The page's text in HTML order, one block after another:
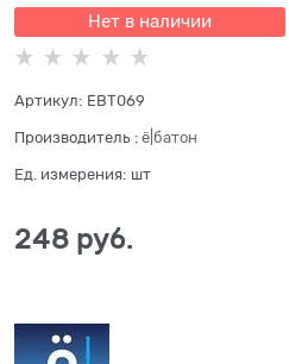
Нет в наличии
Артикул: EBT069
Производитель : ё|батон
Ед. измерения: шт
248 руб.